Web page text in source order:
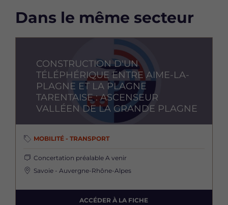
Dans le même secteur
CONSTRUCTION D'UN
TÉLÉPHÉRIQUE ENTRE AIME-LA-
PLAGNE ET LA PLAGNE
TARENTAISE : ASCENSEUR
VALLÉEN DE LA GRANDE PLAGNE
MOBILITÉ - TRANSPORT
Concertation préalable A venir
Savoie - Auvergne-Rhône-Alpes
ACCÉDER À LA FICHE